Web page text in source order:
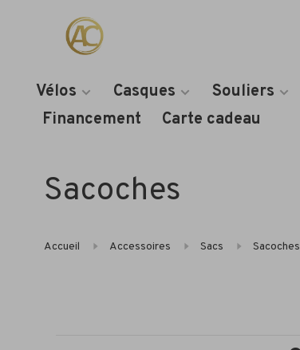
Vélos Casques Souliers
Financement
Carte cadeau
Sacoches
Accueil Accessoires Sacs Sacoches